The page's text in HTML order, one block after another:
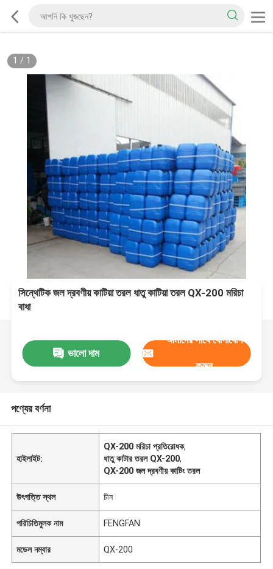
1 / 1
সিন্থেটিক জল দ্রবণীয় কাটিয়া তরল ধাতু কাটিয়া তরল QX-200 মরিচা
বাধা
ভালো দাম
আমাদের সাথে যোগাযোগ
করুন
পণ্যের বর্ণনা
হাইলাইট:
QX-200 মরিচা প্রতিরোধক,
ধাতু কাটার তরল QX-200,
QX-200 জল দ্রবণীয় কাটিং তরল
উৎপত্তি স্থল চীন
পরিচিতিমুলক নাম FENGFAN
মডেল নম্বার QX-200